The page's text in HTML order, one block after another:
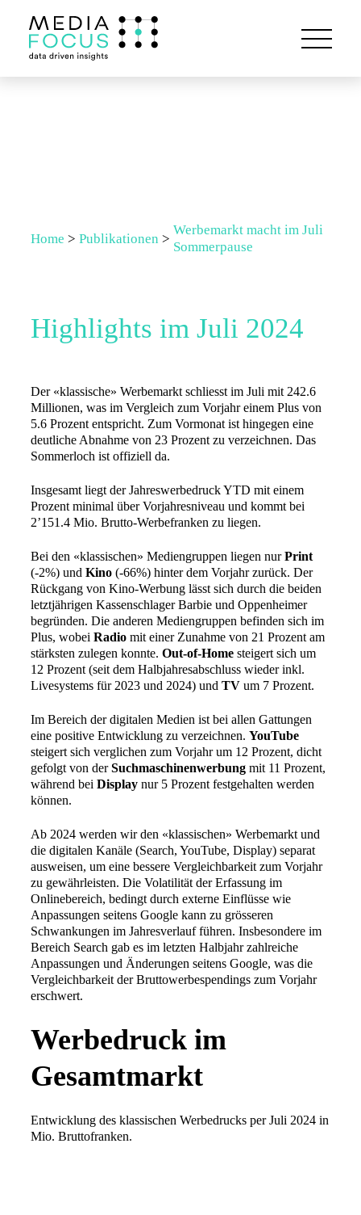
Home > Publikationen >
Werbemarkt macht im Juli
Sommerpause
Highlights im Juli 2024
Der «klassische» Werbemarkt schliesst im Juli mit 242.6
Millionen, was im Vergleich zum Vorjahr einem Plus von
5.6 Prozent entspricht. Zum Vormonat ist hingegen eine
deutliche Abnahme von 23 Prozent zu verzeichnen. Das
Sommerloch ist offiziell da.
Insgesamt liegt der Jahreswerbedruck YTD mit einem
Prozent minimal über Vorjahresniveau und kommt bei
2’151.4 Mio. Brutto-Werbefranken zu liegen.
Bei den «klassischen» Mediengruppen liegen nurPrint
(-2%) und Kino (-66%) hinter dem Vorjahr zurück. Der
Rückgang von Kino-Werbung lässt sich durch die beiden
letztjährigen Kassenschlager Barbie und Oppenheimer
begründen. Die anderen Mediengruppen befinden sich im
Plus, wobei Radio mit einer Zunahme von 21 Prozent am
stärksten zulegen konnte. Out-of-Home steigert sich um
12 Prozent (seit dem Halbjahresabschluss wieder inkl.
Livesystems für 2023 und 2024) und TV um 7 Prozent.
Im Bereich der digitalen Medien ist bei allen Gattungen
eine positive Entwicklung zu verzeichnen. YouTube
steigert sich verglichen zum Vorjahr um 12 Prozent, dicht
gefolgt von derSuchmaschinenwerbung mit 11 Prozent,
während bei Display nur 5 Prozent festgehalten werden
können.
Ab 2024 werden wir den «klassischen» Werbemarkt und
die digitalen Kanäle (Search, YouTube, Display) separat
ausweisen, um eine bessere Vergleichbarkeit zum Vorjahr
zu gewährleisten. Die Volatilität der Erfassung im
Onlinebereich, bedingt durch externe Einflüsse wie
Anpassungen seitens Google kann zu grösseren
Schwankungen im Jahresverlauf führen. Insbesondere im
Bereich Search gab es im letzten Halbjahr zahlreiche
Anpassungen und Änderungen seitens Google, was die
Vergleichbarkeit der Bruttowerbespendings zum Vorjahr
erschwert.
Werbedruck im
Gesamtmarkt
Entwicklung des klassischen Werbedrucks per Juli 2024 in
Mio. Bruttofranken.